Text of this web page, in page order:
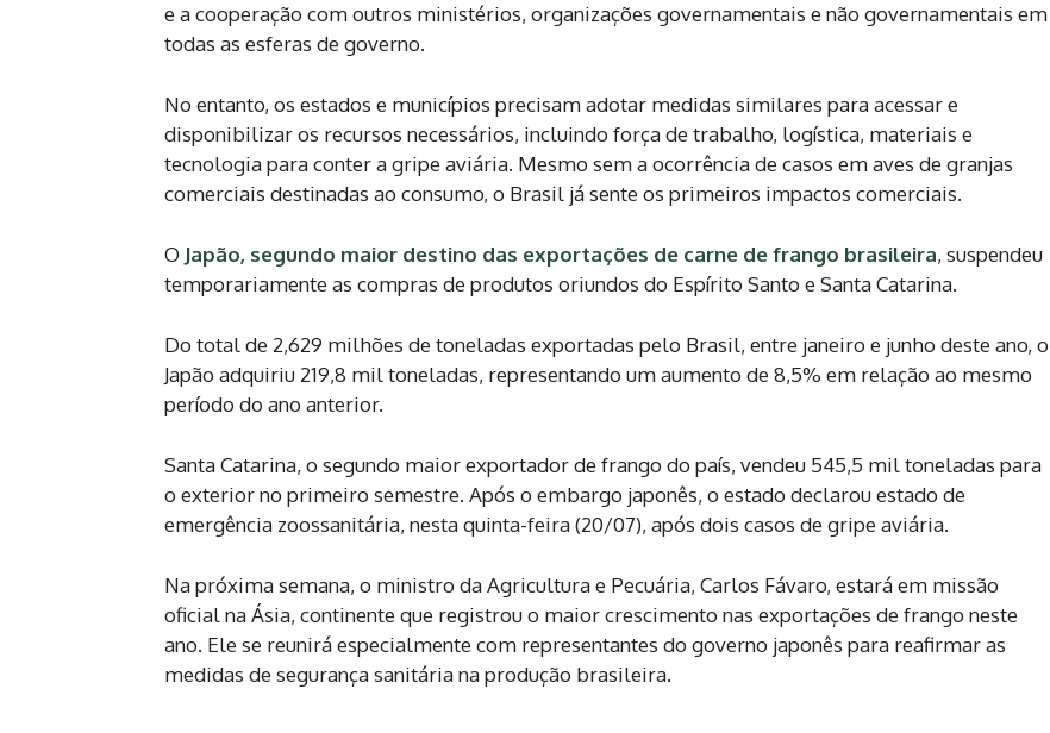
e a cooperação com outros ministérios, organizações governamentais e não governamentais em
todas as esferas de governo.
No entanto, os estados e municípios precisam adotar medidas similares para acessar e
disponibilizar os recursos necessários, incluindo força de trabalho, logística, materiais e
tecnologia para conter a gripe aviária. Mesmo sem a ocorrência de casos em aves de granjas
comerciais destinadas ao consumo, o Brasil já sente os primeiros impactos comerciais.
O Japão, segundo maior destino das exportações de carne de frango brasileira, suspendeu
temporariamente as compras de produtos oriundos do Espírito Santo e Santa Catarina.
Do total de 2,629 milhões de toneladas exportadas pelo Brasil, entre janeiro e junho deste ano, o
Japão adquiriu 219,8 mil toneladas, representando um aumento de 8,5% em relação ao mesmo
período do ano anterior.
Santa Catarina, o segundo maior exportador de frango do país, vendeu 545,5 mil toneladas para
o exterior no primeiro semestre. Após o embargo japonês, o estado declarou estado de
emergência zoossanitária, nesta quinta-feira (20/07), após dois casos de gripe aviária.
Na próxima semana, o ministro da Agricultura e Pecuária, Carlos Fávaro, estará em missão
oficial na Ásia, continente que registrou o maior crescimento nas exportações de frango neste
ano. Ele se reunirá especialmente com representantes do governo japonês para reafirmar as
medidas de segurança sanitária na produção brasileira.